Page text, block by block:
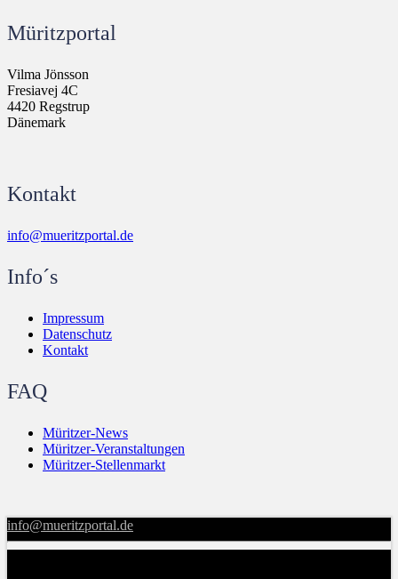
Müritzportal
Vilma Jönsson
Fresiavej 4C
4420 Regstrup
Dänemark
Kontakt
info@mueritzportal.de
Info´s
Impressum
Datenschutz
Kontakt
FAQ
Müritzer-News
Müritzer-Veranstaltungen
Müritzer-Stellenmarkt
info@mueritzportal.de